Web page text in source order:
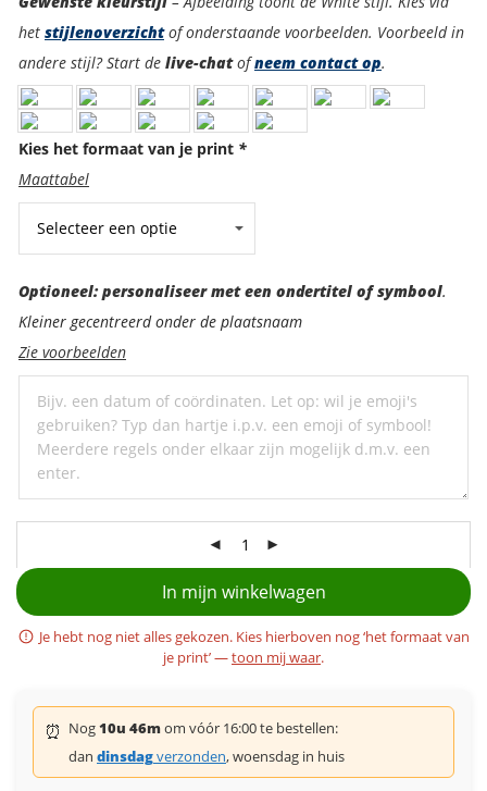
het stijlenoverzichtof onderstaande voorbeelden. Voorbeeld in
andere stijl? Start de live-chatofneem contact op.
Kies het formaat van je print *
Maattabel
Optioneel:
personaliseer
met
een
ondertitel
Optioneel: personaliseer met een ondertitel of symbool.
Kleiner gecentreerd onder de plaatsnaam
Zie voorbeelden
In mijn winkelwagen
Je hebt nog niet alles gekozen. Kies hierboven nog ‘het formaat van
je print’ —toon mij waar.
⏰ Nog10u 46mom vóór 16:00 te bestellen:
dan dinsdagverzonden, woensdag in huis